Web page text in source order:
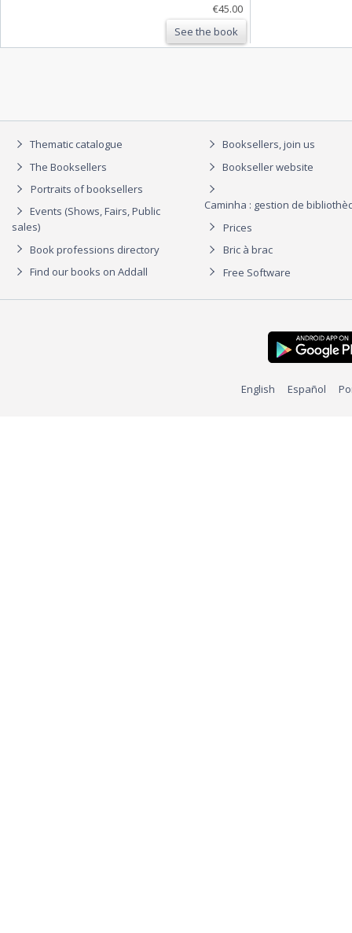
€45.00
See the book
Thematic catalogue
The Booksellers
Portraits of booksellers
Events (Shows, Fairs, Public
sales)
Book professions directory
Find our books on Addall
Booksellers, join us
Bookseller website
Caminha : gestion de
Prices
Bric à brac
Free Software
English Español